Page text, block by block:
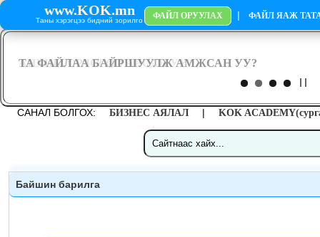
www.KOK.mn
Таны хэрэгцээ бидний зорилго ФАЙЛ ОРУУЛАХ | ФАЙЛ ЯАЖ
САНАЛ БОЛГОХ: БИЗНЕС АЯЛАЛ | KOK
Байшин барилга